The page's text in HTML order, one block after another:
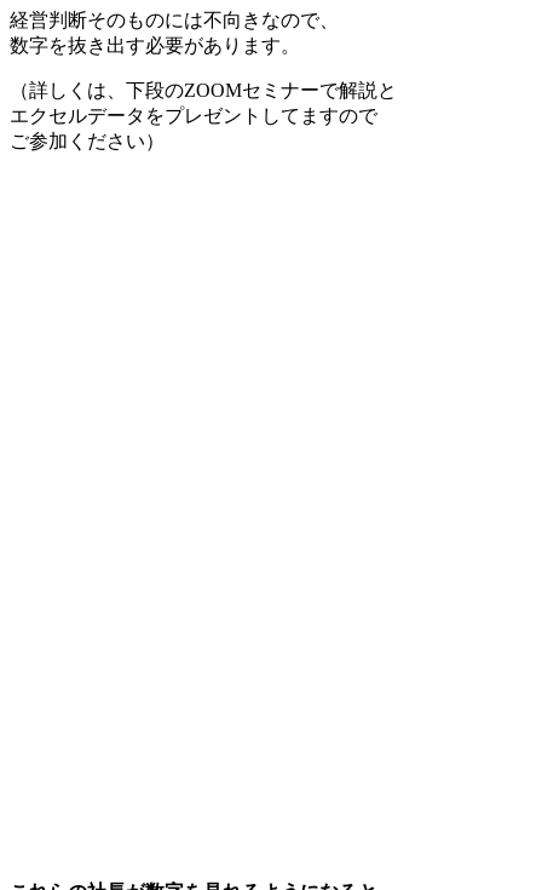
経営判断そのものには不向きなので、
数字を抜き出す必要があります。
（詳しくは、下段のZOOMセミナーで解説と
エクセルデータをプレゼントしてますので
ご参加ください）